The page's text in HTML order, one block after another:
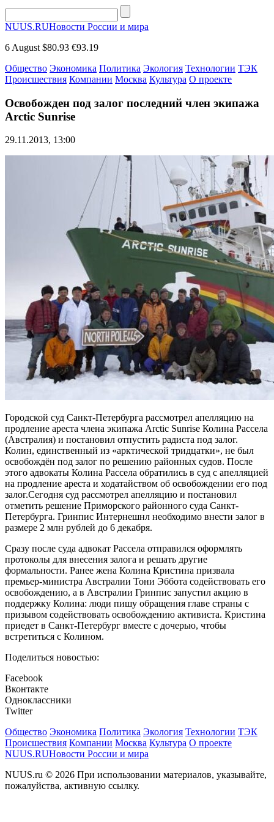
NUUS.RUНовости России и мира
6 August $80.93 €93.19
Общество Экономика Политика Экология Технологии ТЭК
Происшествия Компании Москва Культура О проекте
Освобожден под залог последний член экипажа
Arctic Sunrise
29.11.2013, 13:00
Городской суд Санкт-Петербурга рассмотрел апелляцию на
продление ареста члена экипажа Arctic Sunrise Колина Рассела
(Австралия) и постановил отпустить радиста под залог.
Колин, единственный из «арктической тридцатки», не был
освобождён под залог по решению районных судов. После
этого адвокаты Колина Рассела обратились в суд с апелляцией
на продление ареста и ходатайством об освобождении его под
залог.Сегодня суд рассмотрел апелляцию и постановил
отметить решение Приморского районного суда Санкт-
Петербурга. Гринпис Интернешнл необходимо внести залог в
размере 2 млн рублей до 6 декабря.
Сразу после суда адвокат Рассела отправился оформлять
протоколы для внесения залога и решать другие
формальности. Ранее жена Колина Кристина призвала
премьер-министра Австралии Тони Эббота содействовать его
освобождению, а в Австралии Гринпис запустил акцию в
поддержку Колина: люди пишу обращения главе страны с
призывом содействовать освобождению активиста. Кристина
приедет в Санкт-Петербург вместе с дочерью, чтобы
встретиться с Колином.
Поделиться новостью:
Facebook
Вконтакте
Одноклассники
Twitter
Общество Экономика Политика Экология Технологии ТЭК
Происшествия Компании Москва Культура О проекте
NUUS.RUНовости России и мира
NUUS.ru © 2026 При использовании материалов, указывайте,
пожалуйства, активную ссылку.